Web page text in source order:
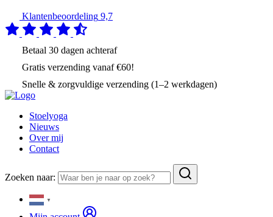
Klantenbeoordeling 9,7
Betaal 30 dagen achteraf
Gratis verzending vanaf €60!
Snelle & zorgvuldige verzending (1–2 werkdagen)
Stoelyoga
Nieuws
Over mij
Contact
Zoeken naar:
▼